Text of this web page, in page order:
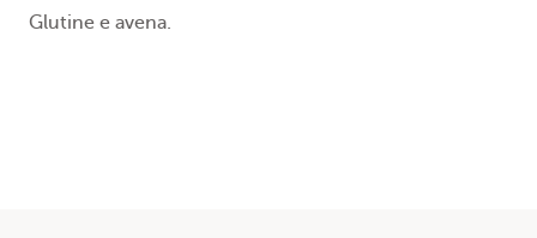
Glutine e avena.